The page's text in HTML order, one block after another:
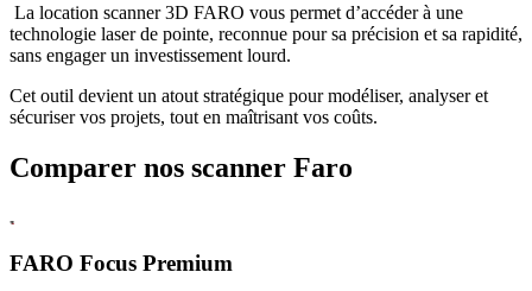
La location scanner 3D FARO vous permet d’accéder à une
technologie laser de pointe, reconnue pour sa précision et sa rapidité,
sans engager un investissement lourd.
Cet outil devient un atout stratégique pour modéliser, analyser et
sécuriser vos projets, tout en maîtrisant vos coûts.
Comparer nos scanner Faro
FARO Focus Premium